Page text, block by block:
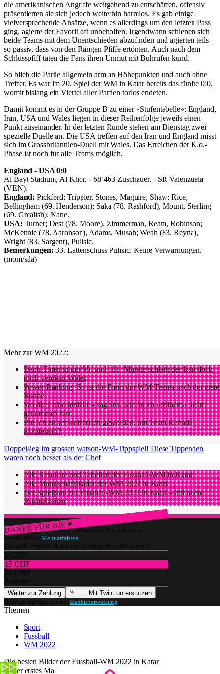
die amerikanischen Angriffe weitgehend zu entschärfen, offensiv
präsentierten sie sich jedoch weiterhin harmlos. Es gab einige
vielversprechende Ansätze, wenn es allerdings um den letzten Pass
ging, agierte der Favorit oft unbeholfen. Irgendwann schienen sich
beide Teams mit dem Unentschieden abzufinden und agierten teils
so passiv, dass von den Rängen Pfiffe ertönten. Auch nach dem
Schlusspfiff taten die Fans ihren Unmut mit Buhrufen kund.
So blieb die Partie allgemein arm an Höhepunkten und auch ohne
Treffer. Es war im 20. Spiel der WM in Katar bereits das fünfte 0:0,
womit bislang ein Viertel aller Partien torlos endeten.
Damit kommt es in der Gruppe B zu einer «Stufentabelle»: England,
Iran, USA und Wales liegen in dieser Reihenfolge jeweils einen
Punkt auseinander. In der letzten Runde stehen am Dienstag zwei
spezielle Duelle an. Die USA treffen auf den Iran und England misst
sich im Grossbritannien-Duell mit Wales. Das Erreichen der K.o.-
Phase ist noch für alle Teams möglich.
England - USA 0:0
Al Bayt Stadium, Al Khor. - 68’463 Zuschauer. - SR Valenzuela
(VEN).
England: Pickford; Trippier, Stones, Maguire, Shaw; Rice,
Bellingham (69. Henderson); Saka (78. Rashford), Mount, Sterling
(69. Grealish); Kane.
USA: Turner; Dest (78. Moore), Zimmerman, Ream, Robinson;
McKennie (78. Aaronson), Adams, Musah; Weah (83. Reyna),
Wright (83. Sargent), Pulisic.
Bemerkungen: 33. Lattenschuss Pulisic. Keine Verwarnungen.
(mom/sda)
Mehr zur WM 2022:
Dank Toren in der 98. und 101. Minute schlägt der Iran doch
noch verdient Wales
Power-Ranking: So ist die Form der WM-Teams nach der
Runde
Wo die Liebe hinfällt – sag uns, wie du zu «deinem» Team
gekommen bist
Bin ich zu schweizerisch geworden, um Team Kanada
anzufeuern?
Doppelsieg im grossen watson-WM-Tippspiel! Diese Tippenden
waren noch besser als der Chef
Alle Resultate und Tabellen der Fussball-WM in Katar
Alle Mannschaftskader der WM 2022 in Katar
Der Spielplan zur Fussball-WM 2022 in Katar – mit allen
Anspielzeiten
DANKE FÜR DIE ♥
Würdest du gerne watson und unseren Journalismus
unterstützen? Mehr erfahren
(Du wirst umgeleitet, um die Zahlung abzuschliessen.)
5 CHF
15 CHF
25 CHF
Anderer
Weiter zur Zahlung
Mit Twint unterstützen
Oder unterstütze uns per Banküberweisung
Themen
Sport
Fussball
WM 2022
Die besten Bilder der Fussball-WM 2022 in Katar
Unser erstes Mal